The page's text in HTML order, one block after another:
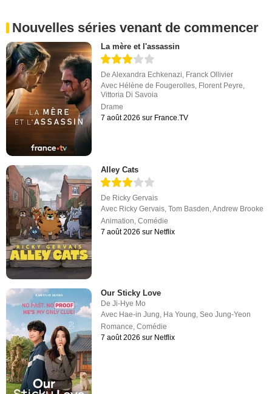
Nouvelles séries venant de commencer
La mère et l'assassin
DeAlexandra Echkenazi Franck Ollivier
Avec Hélène de Fougerolles Florent Peyre
Vittoria Di Savoia
Drame
7 août 2026 sur France.TV
Alley Cats
De Ricky Gervais
Avec Ricky Gervais,Tom Basden,Andrew Brooke
Animation,Comédie
7 août 2026 sur Netflix
Our Sticky Love
DeJi-Hye Mo
Avec Hae-in Jung, Ha Young,Seo Jung-Yeon
Romance,Comédie
7 août 2026 sur Netflix